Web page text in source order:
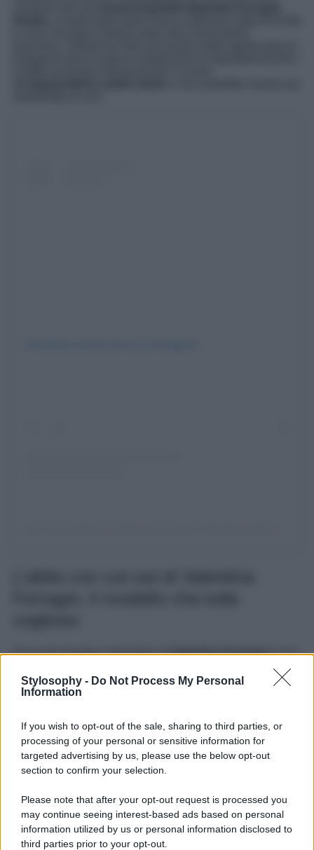
Stylosophy - Do Not Process My Personal
Information
If you wish to opt-out of the sale, sharing to third parties, or
processing of your personal or sensitive information for
targeted advertising by us, please use the below opt-out
section to confirm your selection.
Please note that after your opt-out request is processed you
may continue seeing interest-based ads based on personal
information utilized by us or personal information disclosed to
third parties prior to your opt-out.
Se la vita privata e lavorativa diValentina Ferragniè una
cambiamento della bella influencer in fatto di moda. Da
qualche tempo, infatti, Valentina sembra essere molto più
appartengono, dando un’idea di sé di vera femme fatale
mondana e modaiola. Un esempio? Il bellissimoabito
con ampio cut-out sotto al décolleté che tutte
vorrebbero avere nel proprio armadio. Si tratta del
dress color cioccolato di Bayse Brand
forti di chi lo indossa, catalizzando l’attenzione sulla
porzione di pelle nuda che Ferragni ha messo ancora più
in evidenza con una lunga collana dell’ultima collezione
del suo brand di gioielli.